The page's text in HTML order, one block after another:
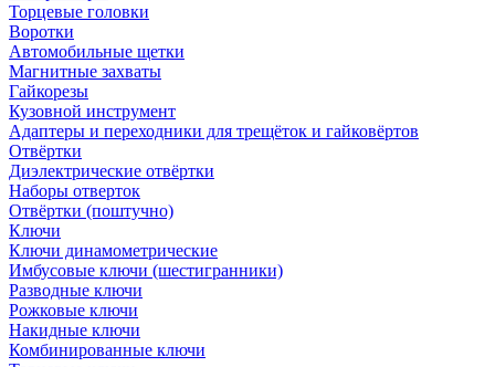
Торцевые головки
Воротки
Автомобильные щетки
Магнитные захваты
Гайкорезы
Кузовной инструмент
Адаптеры и переходники для трещёток и гайковёртов
Отвёртки
Диэлектрические отвёртки
Наборы отверток
Отвёртки (поштучно)
Ключи
Ключи динамометрические
Имбусовые ключи (шестигранники)
Разводные ключи
Рожковые ключи
Накидные ключи
Комбинированные ключи